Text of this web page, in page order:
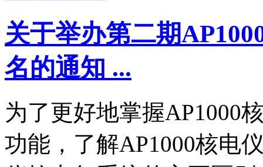
关于举办第二期
名的通知 ...
为了更好地掌握AP1000
功能，了解AP1000核电